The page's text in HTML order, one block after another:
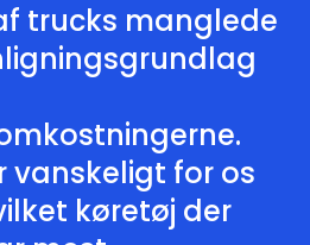
trucks manglede
vanskeligt for os
køretøj der